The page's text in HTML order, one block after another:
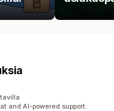
and AI-powered support.